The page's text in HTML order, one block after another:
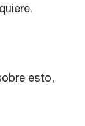
esto,